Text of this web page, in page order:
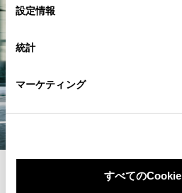
デバイスにすべてのCookie(クッキ
意したことになります。Cookie(
設定の変更、同意を撤回したりす
「Cookie（クッキー）情報の取り
設定情報
統計
マーケティング
すべての